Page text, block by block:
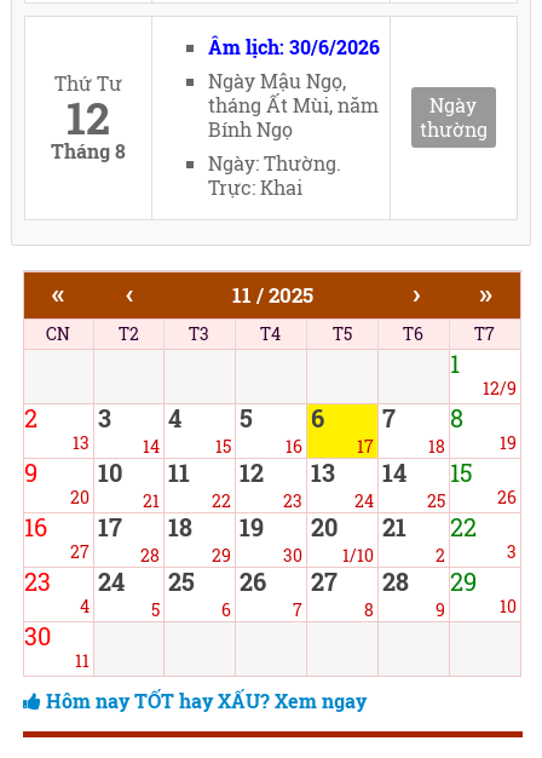
Thứ Tư
12
Tháng 8
Âm lịch: 30/6/2026
Ngày Mậu Ngọ,
tháng Ất Mùi, năm
Bính Ngọ
Ngày: Thường.
Trực: Khai
Ngày
thường
« ‹ 11 / 2025 › »
CN T2 T3 T4 T5 T6 T7
1
12/9
2
13
3
14
4
15
5
16
6
17
7
18
8
19
9
20
10
21
11
22
12
23
13
24
14
25
15
26
16
27
17
28
18
29
19
30
20
1/10
21
2
22
3
23
4
24
5
25
6
26
7
27
8
28
9
29
10
30
11
Hôm nay TỐT hay XẤU? Xem ngay